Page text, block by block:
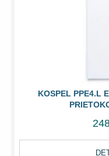
KOSPEL PPE4.L